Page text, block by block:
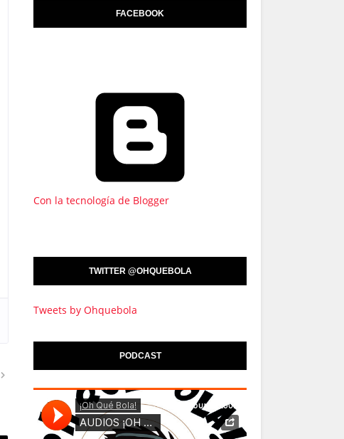
FACEBOOK
Con la tecnología de Blogger
TWITTER @OHQUEBOLA
Tweets by Ohquebola
PODCAST